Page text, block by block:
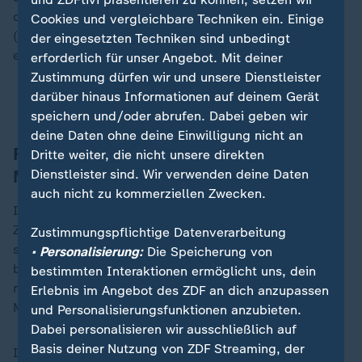
die zweimalige Olympiasiegerin Valerie Allmann
(USA/73,52 Meter) präsentiert sich in dieser Saison
erneut in herausragender Verfassung.
Was man zur Leichtathletik-DM wissen muss
Favoritensieg im Hochsprung der
Männer
Im Hochsprung siegte Favorit Tobias Potye. Der EM-
Zweite von München 2022 egalisierte mit 2,26 Metern
seine Saisonbestleistung. Potye ist in seiner Karriere
bereits 2,34 Meter gesprungen, hatte aber dann auch
mit Verletzungsproblemen zu kämpfen. An 2,31
Metern scheiterte der 30-Jährige diesmal dreimal.
Im Dreisprung der Frauen siegte Caroline Joyeux mit
Cookies und vergleichbare Techniken ein. Einige
der eingesetzten Techniken sind unbedingt
erforderlich für unser Angebot. Mit deiner
Zustimmung dürfen wir und unsere Dienstleister
darüber hinaus Informationen auf deinem Gerät
speichern und/oder abrufen. Dabei geben wir
deine Daten ohne deine Einwilligung nicht an
Dritte weiter, die nicht unsere direkten
Dienstleister sind. Wir verwenden deine Daten
auch nicht zu kommerziellen Zwecken.
Zustimmungspflichtige Datenverarbeitung
• Personalisierung:Die Speicherung von
bestimmten Interaktionen ermöglicht uns, dein
Erlebnis im Angebot des ZDF an dich anzupassen
und Personalisierungsfunktionen anzubieten.
Dabei personalisieren wir ausschließlich auf
Basis deiner Nutzung von ZDF Streaming, der